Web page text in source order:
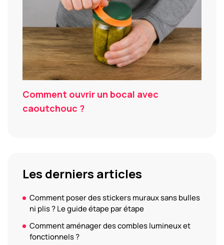
Comment ouvrir un bocal avec
caoutchouc ?
Les derniers articles
Comment poser des stickers muraux sans bulles
ni plis ? Le guide étape par étape
Comment aménager des combles lumineux et
fonctionnels ?